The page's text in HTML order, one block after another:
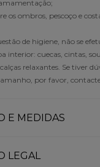
os ombros, pescoço e
de higiene, não se
interior: cuecas, cintas,
relaxantes. Se tiver
por favor,
E MEDIDAS
LEGAL